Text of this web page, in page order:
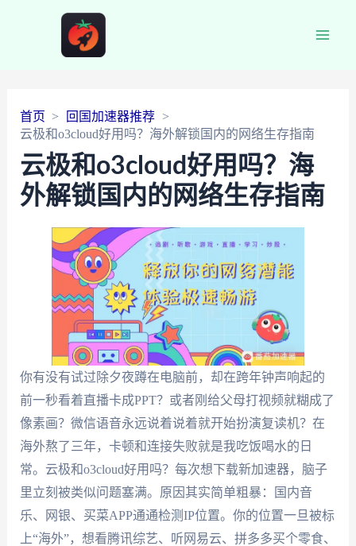
首页
回国加速器推荐
云极和o3cloud好用吗？海外解锁国内的网络生存指南
云极和o3cloud好用吗？海
外解锁国内的网络生存指南
你有没有试过除夕夜蹲在电脑前，却在跨年钟声响起的
前一秒看着直播卡成PPT？或者刚给父母打视频就糊成了
像素画？微信语音永远说着说着就开始扮演复读机？在
海外熬了三年，卡顿和连接失败就是我吃饭喝水的日
常。云极和o3cloud好用吗？每次想下载新加速器，脑子
里立刻被类似问题塞满。原因其实简单粗暴：国内音
乐、网银、买菜APP通通检测IP位置。你的位置一旦被标
上“海外”，想看腾讯综艺、听网易云、拼多多买个零食、